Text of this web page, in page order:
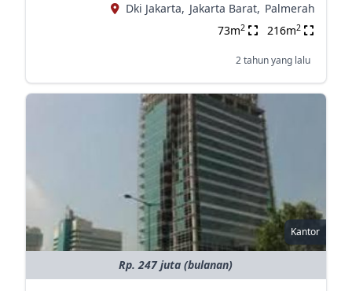
Dki Jakarta, Jakarta Barat, Palmerah
73m2 216m2
2 tahun yang lalu
Kantor
Rp. 247 juta (bulanan)